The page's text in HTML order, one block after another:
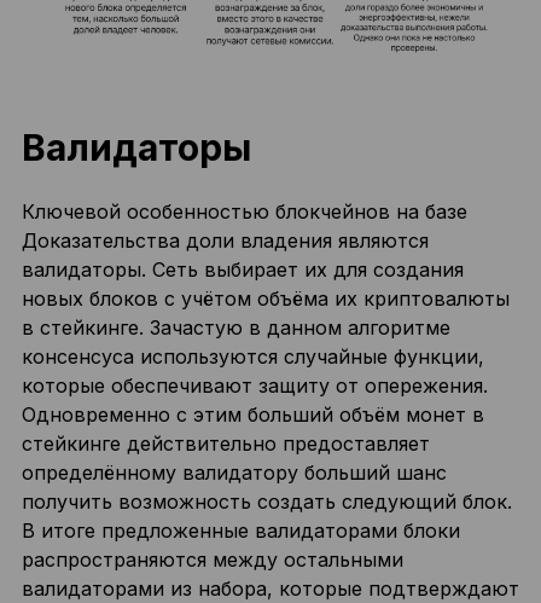
Валидаторы
Ключевой особенностью блокчейнов на базе
Доказательства доли владения являются
валидаторы. Сеть выбирает их для создания
новых блоков с учётом объёма их криптовалюты
в стейкинге. Зачастую в данном алгоритме
консенсуса используются случайные функции,
которые обеспечивают защиту от опережения.
Одновременно с этим больший объём монет в
стейкинге действительно предоставляет
определённому валидатору больший шанс
получить возможность создать следующий блок.
В итоге предложенные валидаторами блоки
распространяются между остальными
валидаторами из набора, которые подтверждают